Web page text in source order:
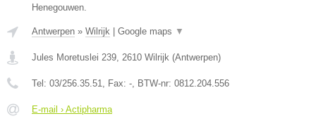
Henegouwen.
Antwerpen » Wilrijk Google maps ▼
Jules Moretuslei 239, 2610 Wilrijk (Antwerpen)
Tel: 03/256.35.51, Fax: -, BTW-nr: 0812.204.556
E-mail › Actipharma